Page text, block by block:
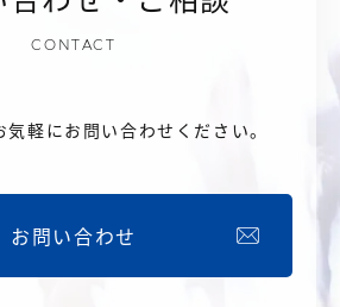
CONTACT
軽にお問い合わせください。
お問い合わせ